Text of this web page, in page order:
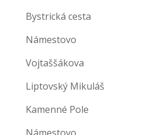
Bystrická cesta
Námestovo
Vojtaššákova
Liptovský Mikuláš
Kamenné Pole